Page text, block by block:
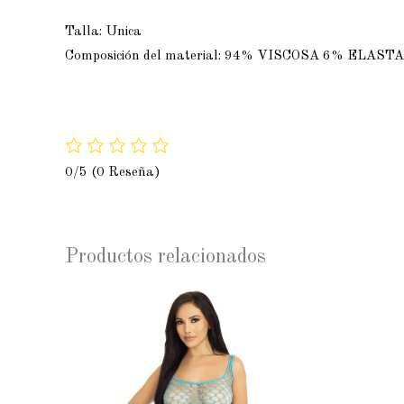
Talla: Unica
Composición del material: 94% VISCOSA 6%
0/5 (0 Reseña)
Productos relacionados